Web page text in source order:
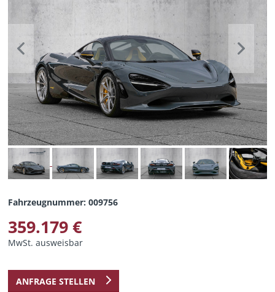
Previous Next
Fahrzeugnummer: 009756
359.179 €
MwSt. ausweisbar
ANFRAGE STELLEN